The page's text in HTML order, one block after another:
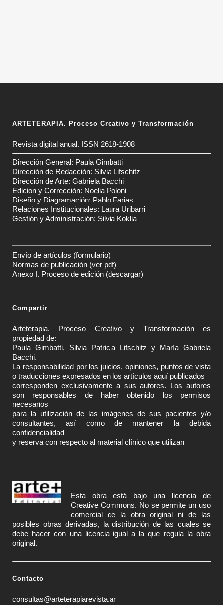
ARTETERAPIA. Proceso Creativo y Transformación
Revista digital anual. ISSN 2618-1908
Dirección General: Paula Gimbatti
Dirección de Redacción: Silvia Lifschitz
Dirección de Arte: Gabriela Bacchi
Edicion y Corrección: Noelia Poloni
Diseño y Diagramación: Pablo Farias
Relaciones Institucionales: Laura Uribarri
Gestión y Administración: Silvia Koklia
Envío de artículos (formulario)
Normas de publicación (ver pdf)
Anexo I. Proceso de edición (descargar)
Compartir
Arteterapia. Proceso Creativo y Transformación es
propiedad de:
Paula Gimbatti, Silvia Patricia Lifschitz y María Gabriela
Bacchi.
La responsabilidad por los juicios, opiniones, puntos de vista
o traducciones expresados en los artículos aquí publicados
corresponden exclusivamente a sus autores. Los autores
son responsables de haber obtenido los permisos
necesarios
para la utilización de las imágenes de sus pacientes y/o
consultantes, así como de mantener la debida
confidencialidad
y reserva con respecto al material clínico que utilizan
Esta obra está bajo una licencia de
Creative Commons. No se permite un uso
comercial de la obra original ni de las
posibles obras derivadas, la distribución de las cuales se
debe hacer con una licencia igual a la que regula la obra
original.
Contacto
consultas@arteterapiarevista.ar